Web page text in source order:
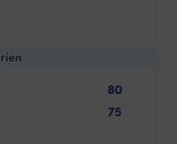
80
75